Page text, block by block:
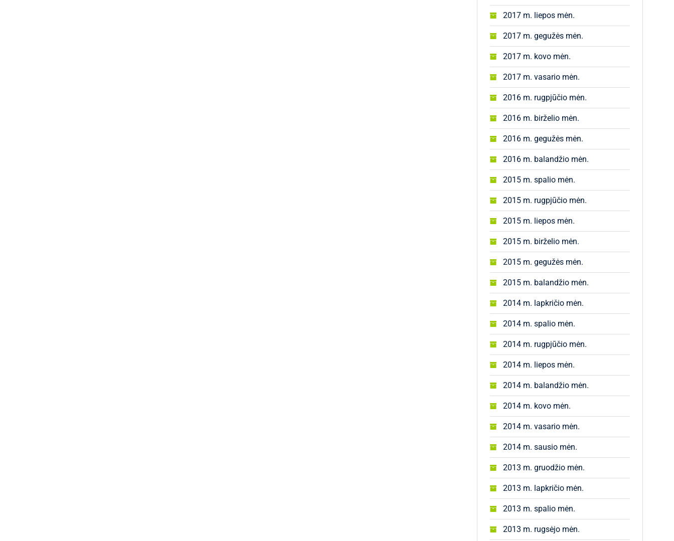
2017 m. liepos mėn.
2017 m. gegužės mėn.
2017 m. kovo mėn.
2017 m. vasario mėn.
2016 m. rugpjūčio mėn.
2016 m. birželio mėn.
2016 m. gegužės mėn.
2016 m. balandžio mėn.
2015 m. spalio mėn.
2015 m. rugpjūčio mėn.
2015 m. liepos mėn.
2015 m. birželio mėn.
2015 m. gegužės mėn.
2015 m. balandžio mėn.
2014 m. lapkričio mėn.
2014 m. spalio mėn.
2014 m. rugpjūčio mėn.
2014 m. liepos mėn.
2014 m. balandžio mėn.
2014 m. kovo mėn.
2014 m. vasario mėn.
2014 m. sausio mėn.
2013 m. gruodžio mėn.
2013 m. lapkričio mėn.
2013 m. spalio mėn.
2013 m. rugsėjo mėn.